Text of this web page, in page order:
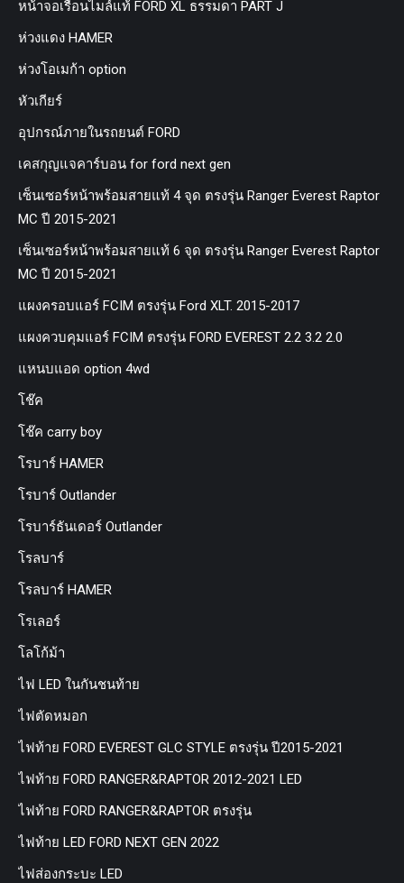
หน้าจอเรือนไมล์แท้ FORD XL ธรรมดา PART J
ห่วงแดง HAMER
ห่วงโอเมก้า option
หัวเกียร์
อุปกรณ์ภายในรถยนต์ FORD
เคสกุญแจคาร์บอน for ford next gen
เซ็นเซอร์หน้าพร้อมสายแท้ 4 จุด ตรงรุ่น Ranger Everest Raptor
MC ปี 2015-2021
เซ็นเซอร์หน้าพร้อมสายแท้ 6 จุด ตรงรุ่น Ranger Everest Raptor
MC ปี 2015-2021
แผงครอบแอร์ FCIM ตรงรุ่น Ford XLT. 2015-2017
แผงควบคุมแอร์ FCIM ตรงรุ่น FORD EVEREST 2.2 3.2 2.0
แหนบแอด option 4wd
โช๊ค
โช๊ค carry boy
โรบาร์ HAMER
โรบาร์ Outlander
โรบาร์ธันเดอร์ Outlander
โรลบาร์
โรลบาร์ HAMER
โรเลอร์
โลโก้ม้า
ไฟ LED ในกันชนท้าย
ไฟตัดหมอก
ไฟท้าย FORD EVEREST GLC STYLE ตรงรุ่น ปี2015-2021
ไฟท้าย FORD RANGER&RAPTOR 2012-2021 LED
ไฟท้าย FORD RANGER&RAPTOR ตรงรุ่น
ไฟท้าย LED FORD NEXT GEN 2022
ไฟส่องกระบะ LED